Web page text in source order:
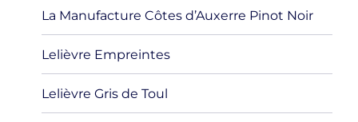
La Manufacture Côtes d’Auxerre Pinot Noir
Lelièvre Empreintes
Lelièvre Gris de Toul